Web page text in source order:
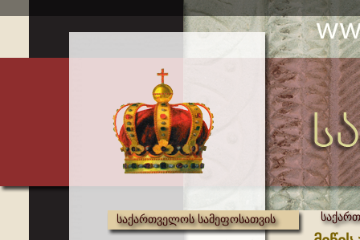
საქართველოს სამეფოსათვის